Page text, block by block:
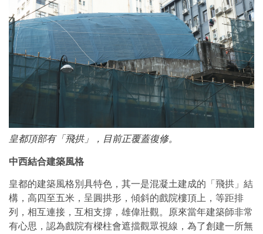
皇都頂部有「飛拱」，目前正覆蓋復修。
中西結合建築風格
皇都的建築風格別具特色，其一是混凝土建成的「飛拱」結
構，高四至五米，呈圓拱形，傾斜的戲院樓頂上，等距排
列，相互連接，互相支撐，雄偉壯觀。原來當年建築師非常
有心思，認為戲院有樑柱會遮擋觀眾視線，為了創建一所無